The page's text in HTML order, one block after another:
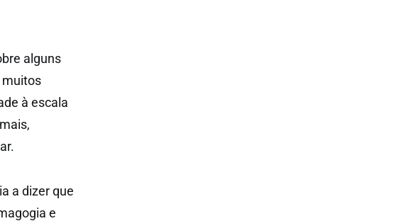
alguns
muitos
à escala
a dizer que
e